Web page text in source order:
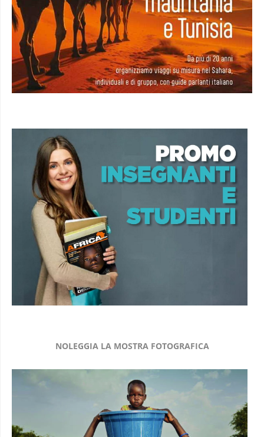
NOLEGGIA LA MOSTRA FOTOGRAFICA